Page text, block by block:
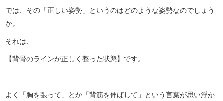
では、その「正しい姿勢」というのはどのような姿勢なのでしょう
か。
それは、
【背骨のラインが正しく整った状態】です。
よく「胸を張って」とか「背筋を伸ばして」という言葉が思い浮か